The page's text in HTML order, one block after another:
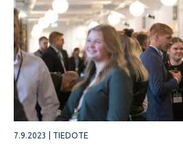
7.9.2023 TIEDOTE